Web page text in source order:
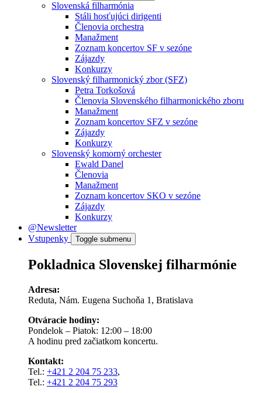
Slovenská filharmónia
Stáli hosťujúci dirigenti
Členovia orchestra
Manažment
Zoznam koncertov SF v sezóne
Zájazdy
Konkurzy
Slovenský filharmonický zbor (SFZ)
Petra Torkošová
Členovia Slovenského filharmonického zboru
Manažment
Zoznam koncertov SFZ v sezóne
Zájazdy
Konkurzy
Slovenský komorný orchester
Ewald Danel
Členovia
Manažment
Zoznam koncertov SKO v sezóne
Zájazdy
Konkurzy
@Newsletter
Vstupenky
Toggle submenu
Pokladnica Slovenskej filharmónie
Adresa:
Reduta, Nám. Eugena Suchoňa 1, Bratislava
Otváracie hodiny:
Pondelok – Piatok: 12:00 – 18:00
A hodinu pred začiatkom koncertu.
Kontakt:
Tel.: +421 2 204 75 233,
Tel.: +421 2 204 75 293